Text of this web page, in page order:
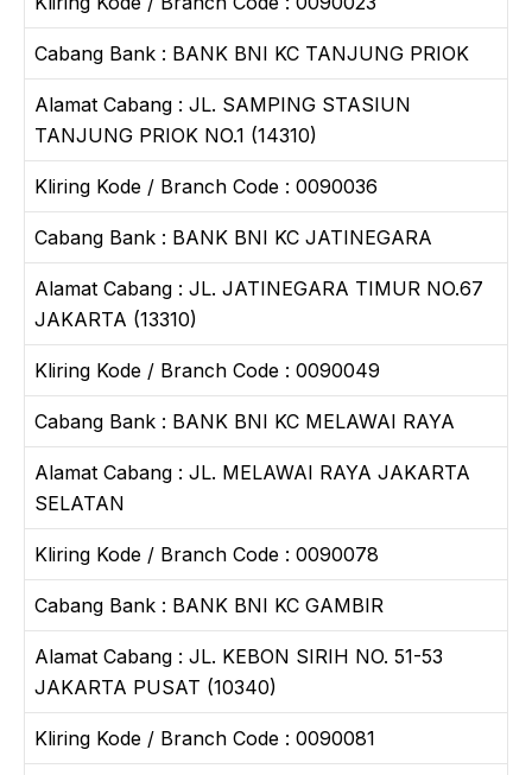
Cabang Bank : BANK BNI KC TANJUNG PRIOK
Alamat Cabang : JL. SAMPING STASIUN
TANJUNG PRIOK NO.1 (14310)
Kliring Kode / Branch Code : 0090036
Cabang Bank : BANK BNI KC JATINEGARA
Alamat Cabang : JL. JATINEGARA TIMUR NO.67
JAKARTA (13310)
Kliring Kode / Branch Code : 0090049
Cabang Bank : BANK BNI KC MELAWAI RAYA
Alamat Cabang : JL. MELAWAI RAYA JAKARTA
SELATAN
Kliring Kode / Branch Code : 0090078
Cabang Bank : BANK BNI KC GAMBIR
Alamat Cabang : JL. KEBON SIRIH NO. 51-53
JAKARTA PUSAT (10340)
Kliring Kode / Branch Code : 0090081